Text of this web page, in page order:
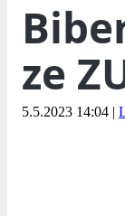
ze
5.5.2023 14:04 |